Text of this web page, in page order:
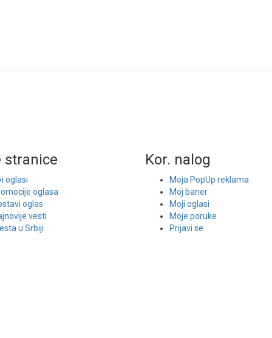
stranice
oglasi
oglasa
oglas
vesti
u Srbiji
Kor. nalog
Moja PopUp reklama
Moj baner
Moji oglasi
Moje poruke
Prijavi se